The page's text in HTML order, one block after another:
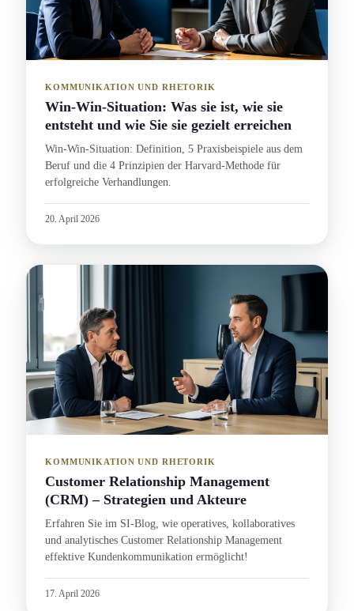
KOMMUNIKATION UND RHETORIK
Win-Win-Situation: Was sie ist, wie sie
entsteht und wie Sie sie gezielt erreichen
Win-Win-Situation: Definition, 5 Praxisbeispiele aus dem
Beruf und die 4 Prinzipien der Harvard-Methode für
erfolgreiche Verhandlung­en.
20. April 2026
KOMMUNIKATION UND RHETORIK
Customer Relations­hip Management
(CRM) – Strategien und Akteure
Erfahren Sie im SI-Blog, wie operatives, kollaboratives
und analytisches Customer Relations­hip Management
effektive Kunden­kommunikation ermöglicht!
17. April 2026